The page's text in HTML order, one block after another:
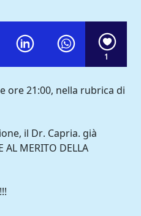
1
ore 21:00, nella rubrica di
il Dr. Capria. già
AL MERITO DELLA